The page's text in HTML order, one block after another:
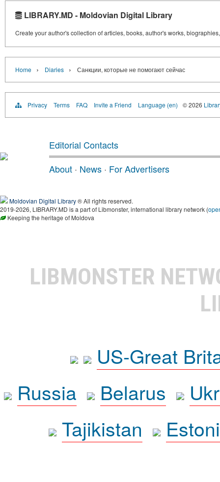
LIBRARY.MD - Moldovian Digital Library
Create your author's collection of articles, books, author's works,
Home › Diaries › Санкции, которые не помогают сейчас
Privacy Terms FAQ Invite a Friend Language (en) © 2026
Editorial Contacts
About · News · For Advertisers
Moldovian Digital Library® All rights reserved.
2019-2026, LIBRARY.MD is a part of Libmonster, international library network (
Keeping the heritage of Moldova
LIBMONSTER
US-Great
Russia
Belarus
Tajikistan